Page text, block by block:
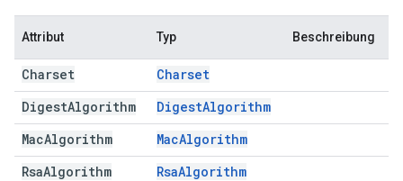
Attribut Typ Beschreibung
Charset
Charset
DigestAlgorithm DigestAlgorithm
MacAlgorithm MacAlgorithm
RsaAlgorithm RsaAlgorithm